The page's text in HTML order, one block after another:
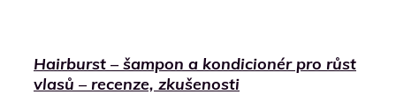
Hairburst – šampon a kondicionér pro růst
vlasů – recenze, zkušenosti